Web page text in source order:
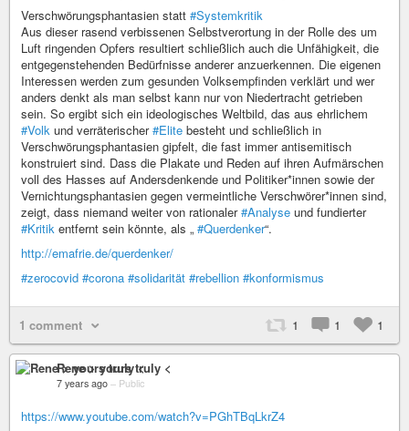
Verschwörungsphantasien statt #Systemkritik
Aus dieser rasend verbissenen Selbstverortung in der Rolle des um
Luft ringenden Opfers resultiert schließlich auch die Unfähigkeit, die
entgegenstehenden Bedürfnisse anderer anzuerkennen. Die eigenen
Interessen werden zum gesunden Volksempfinden verklärt und wer
anders denkt als man selbst kann nur von Niedertracht getrieben
sein. So ergibt sich ein ideologisches Weltbild, das aus ehrlichem
#Volk und verräterischer#Elite besteht und schließlich in
Verschwörungsphantasien gipfelt, die fast immer antisemitisch
konstruiert sind. Dass die Plakate und Reden auf ihren Aufmärschen
voll des Hasses auf Andersdenkende und Politiker*innen sowie der
Vernichtungsphantasien gegen vermeintliche Verschwörer*innen sind,
zeigt, dass niemand weiter von rationaler#Analyse und fundierter
#Kritik entfernt sein könnte, als „ #Querdenker“.
http://emafrie.de/querdenker/
#zerocovid #corona #solidarität #rebellion #konformismus
1 comment 1 1 1
Rene > yours truly <
7 years ago – Public
https://www.youtube.com/watch?v=PGhTBqLkrZ4